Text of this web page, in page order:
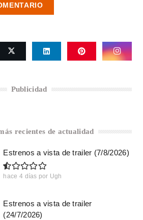
Publicidad
recientes de actualidad
Estrenos a vista de trailer (7/8/2026)
hace 4 días por Ugh
Estrenos a vista de trailer
(24/7/2026)